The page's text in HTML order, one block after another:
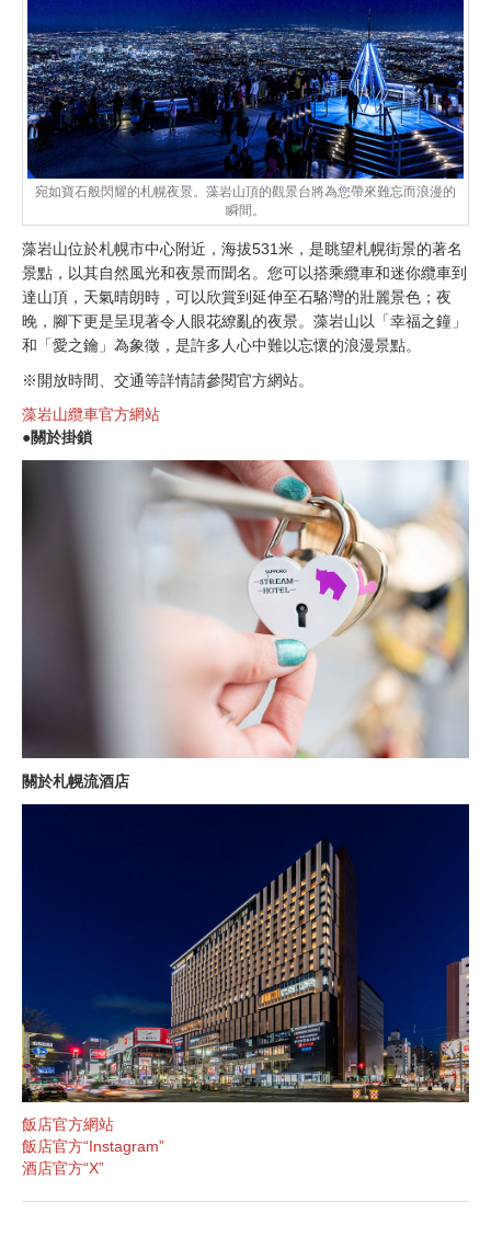
宛如寶石般閃耀的札幌夜景。藻岩山頂的觀景台將為您帶來難忘而浪漫的
瞬間。
藻岩山位於札幌市中心附近，海拔531米，是眺望札幌街景的著名
景點，以其自然風光和夜景而聞名。您可以搭乘纜車和迷你纜車到
達山頂，天氣晴朗時，可以欣賞到延伸至石駱灣的壯麗景色；夜
晚，腳下更是呈現著令人眼花繚亂的夜景。藻岩山以「幸福之鐘」
和「愛之鑰」為象徵，是許多人心中難以忘懷的浪漫景點。
※開放時間、交通等詳情請參閱官方網站。
藻岩山纜車官方網站
●關於掛鎖
關於札幌流酒店
飯店官方網站
飯店官方“Instagram”
酒店官方“X”